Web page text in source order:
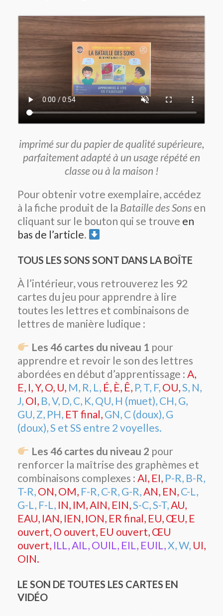
imprimé sur du papier de qualité supérieure,
parfaitement adapté à un usage répété en
classe ou à la maison !
Pour obtenir votre exemplaire, accédez
à la fiche produit de la Bataille des Sons en
cliquant sur le bouton qui se trouve en
bas de l’article.
TOUS LES SONS SONT DANS LA BOÎTE
À l’intérieur, vous retrouverez les 92
cartes du jeu pour apprendre à lire
toutes les lettres et combinaisons de
lettres de manière ludique :
Les 46 cartes du niveau 1 pour
apprendre et revoir le son des lettres
abordées en début d’apprentissage : A,
E, I, Y, O, U, M, R, L, É, È, Ê, P, T, F, OU,S, N,
J, OI, B, V, D, C, K, QU, H (muet), CH, G,
GU, Z, PH, ET final, GN, C (doux), G
(doux), S et SS entre 2 voyelles.
Les 46 cartes du niveau 2 pour
renforcer la maîtrise des graphèmes et
combinaisons complexes : AI, EI, P-R, B-R,
T-R, ON, OM, F-R, C-R, G-R, AN, EN, C-L,
G-L, F-L, IN, IM, AIN, EIN,S-C, S-T, AU,
EAU, IAN, IEN, ION, ER final, EU, ŒU, E
ouvert, O ouvert, EU ouvert, ŒU
ouvert, ILL, AIL, OUIL, EIL, EUIL,X, W, UI,
OIN.
LE SON DE TOUTES LES CARTES EN
VIDÉO